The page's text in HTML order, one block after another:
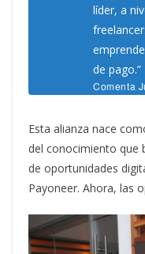
líder, a
de pago.”
Comenta
Esta alianza nace
del conocimiento que
de oportunidades
Payoneer. Ahora, las